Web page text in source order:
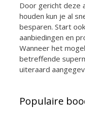
Door gericht deze
houden kun je al
besparen. Start
aanbiedingen en
Wanneer het
betreffende
uiteraard
Populaire